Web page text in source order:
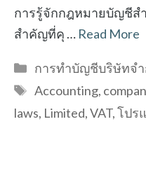
การรู้จักกฎหมายบัญชีส
สำคัญที่คุ … Read More
Categories
การทำบัญชีบริษัทจ
Tags
Accounting,
laws, Limited,VAT,โปร